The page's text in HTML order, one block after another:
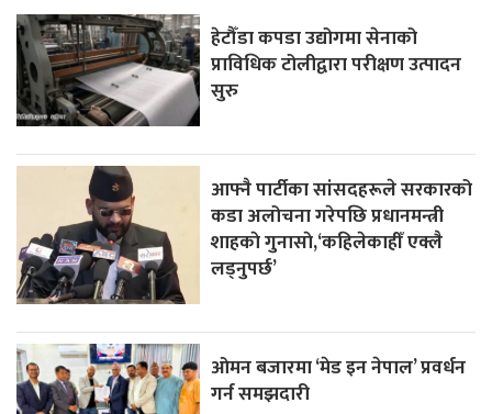
हेटौँडा कपडा उद्योगमा सेनाको
प्राविधिक टोलीद्वारा परीक्षण उत्पादन
सुरु
आफ्नै पार्टीका सांसदहरूले सरकारको
कडा अलोचना गरेपछि प्रधानमन्त्री
शाहकाे गुनासाे,‘कहिलेकाहीँ एक्लै
लड्नुपर्छ’
ओमन बजारमा ‘मेड इन नेपाल’ प्रवर्धन
गर्न समझदारी